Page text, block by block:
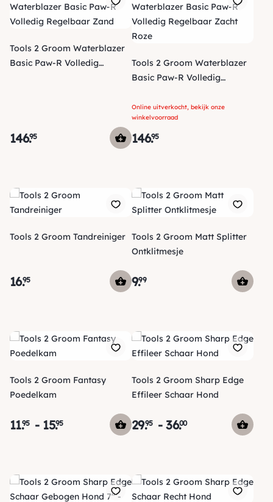
Tools 2 Groom Waterblazer
Basic Paw-R Volledig
146.95
Tools 2 Groom Waterblazer
Basic Paw-R Volledig
Online uitverkocht, bekijk onze
winkelvoorraad
146.95
Tools 2 Groom Tandreiniger
16.95
Tools 2 Groom Matt Splitter
Ontklitmesje
9.99
Tools 2 Groom Fantasy
Poedelkam
11.95 - 15.95
Tools 2 Groom Sharp Edge
Effileer Schaar Hond
29.95 -36.00